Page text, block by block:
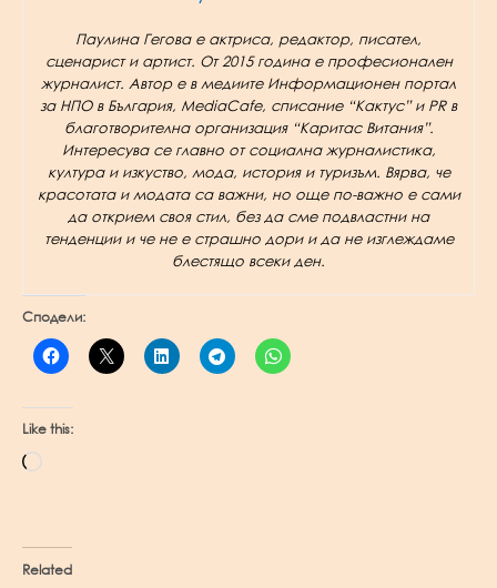
Паулина Гегова е актриса, редактор, писател,
сценарист и артист. От 2015 година е професионален
журналист. Автор е в медиите Информационен портал
за НПО в България, MediaCafe, списание “Кактус” и PR в
благотворителна организация “Каритас Витания”.
Интересува се главно от социална журналистика,
култура и изкуство, мода, история и туризъм. Вярва, че
красотата и модата са важни, но още по-важно е сами
да открием своя стил, без да сме подвластни на
тенденции и че не е страшно дори и да не изглеждаме
блестящо всеки ден.
Сподели:
Like this:
Loading…
Related